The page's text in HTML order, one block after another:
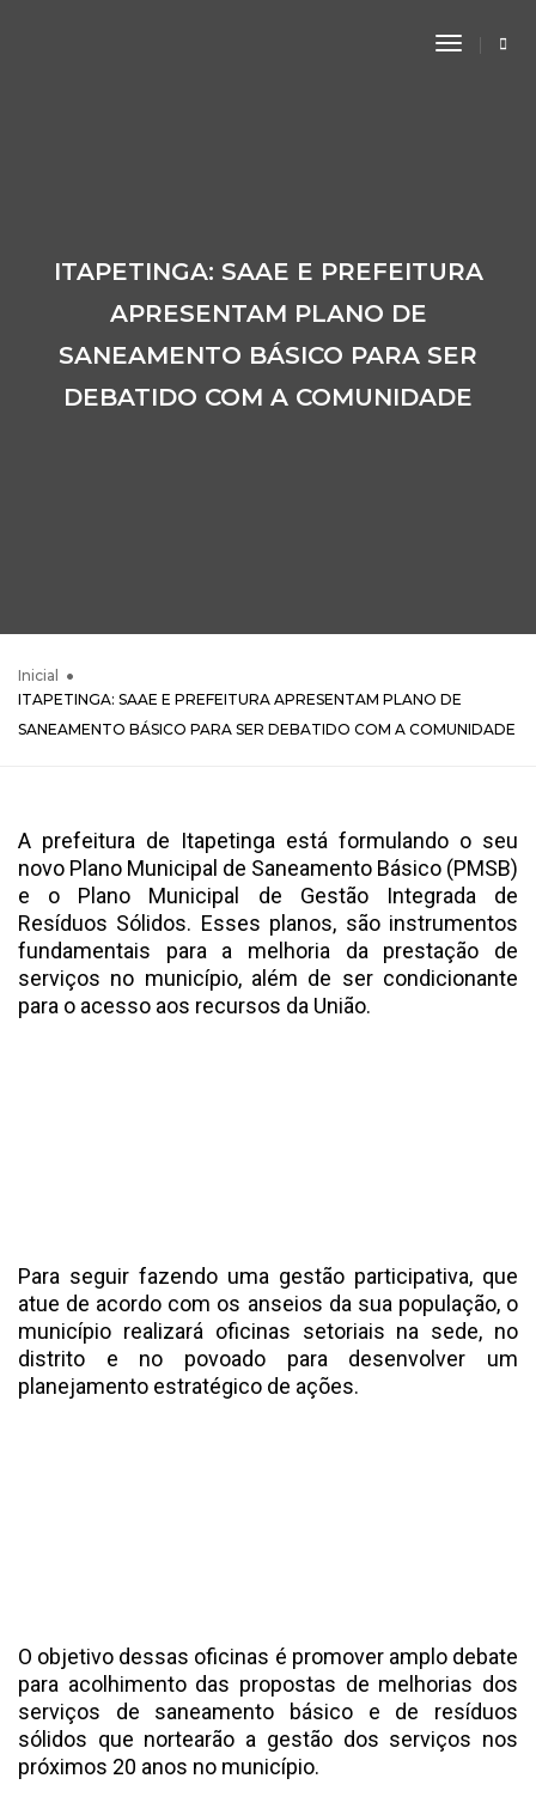
Toggle
ITAPETINGA: SAAE E PREFEITURA
APRESENTAM PLANO DE
SANEAMENTO BÁSICO PARA SER
DEBATIDO COM A COMUNIDADE
Inicial
ITAPETINGA: SAAE E PREFEITURA APRESENTAM PLANO DE
SANEAMENTO BÁSICO PARA SER DEBATIDO COM A COMUNIDADE
A prefeitura de Itapetinga está formulando o seu
novo Plano Municipal de Saneamento Básico (PMSB)
e o Plano Municipal de Gestão Integrada de
Resíduos Sólidos. Esses planos, são instrumentos
fundamentais para a melhoria da prestação de
serviços no município, além de ser condicionante
para o acesso aos recursos da União.
Para seguir fazendo uma gestão participativa, que
atue de acordo com os anseios da sua população, o
município realizará oficinas setoriais na sede, no
distrito e no povoado para desenvolver um
planejamento estratégico de ações.
O objetivo dessas oficinas é promover amplo debate
para acolhimento das propostas de melhorias dos
serviços de saneamento básico e de resíduos
sólidos que nortearão a gestão dos serviços nos
próximos 20 anos no município.